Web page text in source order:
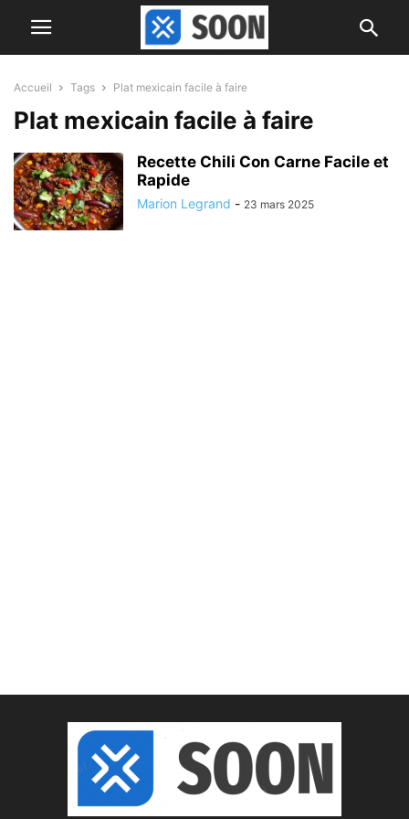
Accueil Tags Plat mexicain facile à faire
Plat mexicain facile à faire
Recette Chili Con Carne Facile et
Rapide
Marion Legrand - 23 mars 2025